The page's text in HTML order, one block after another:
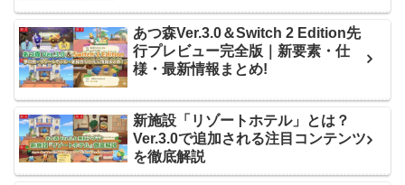
あつ森Ver.3.0＆Switch 2 Edition先
行プレビュー完全版｜新要素・仕
様・最新情報まとめ!
新施設「リゾートホテル」とは？
Ver.3.0で追加される注目コンテンツ
を徹底解説